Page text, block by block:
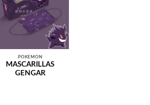
POKEMON
MASCARILLAS
GENGAR